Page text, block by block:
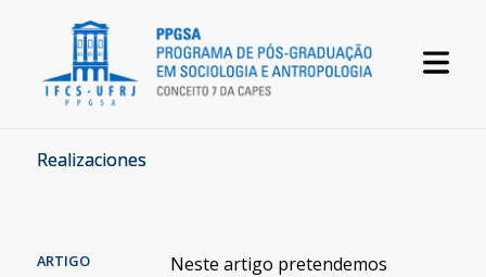
Realizaciones
ARTIGO
Neste artigo pretendemos